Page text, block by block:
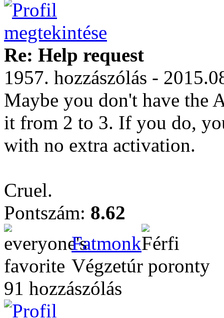
Re: Help request
1957. hozzászólás -
Maybe you don't have the
it from 2 to 3. If you do,
with no extra activation.
Cruel.
Pontszám: 8.62
Fatmonk
Végzetúr poronty
91 hozzászólás